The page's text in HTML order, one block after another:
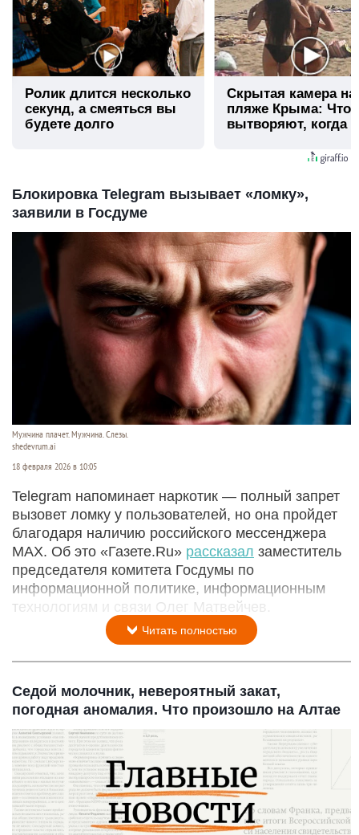
Ролик длится несколько
секунд, а смеяться вы
будете долго
Скрытая камера на
пляже Крыма: Что
вытворяют, когда
Блокировка Telegram вызывает «ломку»,
заявили в Госдуме
Мужчина плачет. Мужчина. Слезы.
shedevrum.ai
18 февраля 2026 в 10:05
Telegram напоминает наркотик — полный запрет
вызовет ломку у пользователей, но она пройдет
благодаря наличию российского мессенджера
MAX. Об это «Газете.Ru» рассказал заместитель
председателя комитета Госдумы по
информационной политике, информационным
технологиям и связи Олег Матвейчев.
Читать полностью
Седой молочник, невероятный закат,
погодная аномалия. Что произошло на Алтае